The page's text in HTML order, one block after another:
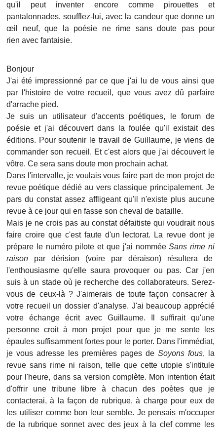
qu'il peut inventer encore comme pirouettes et
pantalonnades, soufflez-lui, avec la candeur que donne un
œil neuf, que la poésie ne rime sans doute pas pour
rien avec fantaisie.
Bonjour
J'ai été impressionné par ce que j'ai lu de vous ainsi que
par l'histoire de votre recueil, que vous avez dû parfaire
d'arrache pied.
Je suis un utilisateur d'accents poétiques, le forum de
poésie et j'ai découvert dans la foulée qu'il existait des
éditions. Pour soutenir le travail de Guillaume, je viens de
commander son recueil. Et c'est alors que j'ai découvert le
vôtre. Ce sera sans doute mon prochain achat.
Dans l'intervalle, je voulais vous faire part de mon projet de
revue poétique dédié au vers classique principalement. Je
pars du constat assez affligeant qu'il n'existe plus aucune
revue à ce jour qui en fasse son cheval de bataille.
Mais je ne crois pas au constat défaitiste qui voudrait nous
faire croire que c'est faute d'un lectorat. La revue dont je
prépare le numéro pilote et que j'ai nomméeSans rime ni
raison par dérision (voire par déraison) résultera de
l'enthousiasme qu'elle saura provoquer ou pas. Car j'en
suis à un stade où je recherche des collaborateurs. Serez-
vous de ceux-là ? J'aimerais de toute façon consacrer à
votre recueil un dossier d'analyse. J'ai beaucoup apprécié
votre échange écrit avec Guillaume. Il suffirait qu'une
personne croit à mon projet pour que je me sente les
épaules suffisamment fortes pour le porter. Dans l'immédiat,
je vous adresse les premières pages de Soyons fous, la
revue sans rime ni raison, telle que cette utopie s'intitule
pour l'heure, dans sa version complète. Mon intention était
d'offrir une tribune libre à chacun des poètes que je
contacterai, à la façon de rubrique, à charge pour eux de
les utiliser comme bon leur semble. Je pensais m'occuper
de la rubrique sonnet avec des jeux à la clef comme les